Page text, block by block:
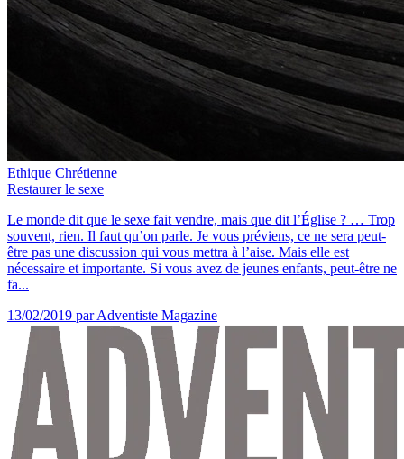
Ethique Chrétienne
Restaurer le sexe
Le monde dit que le sexe fait vendre, mais que dit l’Église ? … Trop
souvent, rien. Il faut qu’on parle. Je vous préviens, ce ne sera peut-
être pas une discussion qui vous mettra à l’aise. Mais elle est
nécessaire et importante. Si vous avez de jeunes enfants, peut-être ne
fa...
13/02/2019 par Adventiste Magazine